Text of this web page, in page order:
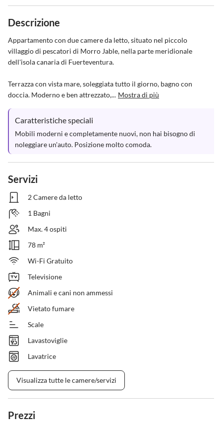
Descrizione
Appartamento con due camere da letto, situato nel piccolo
villaggio di pescatori di Morro Jable, nella parte meridionale
dell'isola canaria di Fuerteventura.
Terrazza con vista mare, soleggiata tutto il giorno, bagno con
doccia. Moderno e ben attrezzato,... Mostra di più
Caratteristiche speciali
Mobili moderni e completamente nuovi, non hai bisogno di
noleggiare un'auto. Posizione molto comoda.
Servizi
2 Camere da letto
1 Bagni
Max. 4 ospiti
78 m²
Wi-Fi Gratuito
Televisione
Animali e cani non ammessi
Vietato fumare
Scale
Lavastoviglie
Lavatrice
Visualizza tutte le camere/servizi
Prezzi